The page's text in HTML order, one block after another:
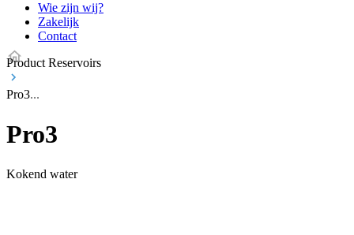
Wie zijn wij?
Zakelijk
Contact
Product Reservoirs
Pro3
Pro3
Kokend water